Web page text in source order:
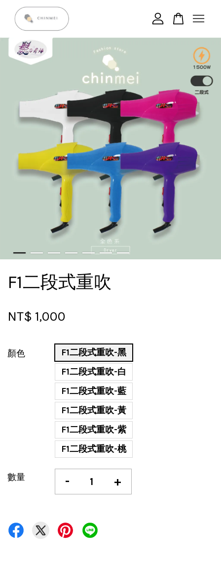
F1二段式重吹
NT$ 1,000
顏色
F1二段式重吹-黑
F1二段式重吹-白
F1二段式重吹-藍
F1二段式重吹-黃
F1二段式重吹-紫
F1二段式重吹-桃
數量 - +
您的購物車目前還是空的。
繼續購物